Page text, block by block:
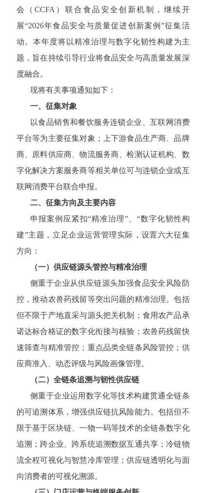
会（CCFA）联合食品安全创新机制，继续开
展“2026年食品安全与质量促进创新案例”征集活
动。本年度将以精准治理与数字化韧性构建为主
题，旨在持续引导行业将食品安全与高质量发展深
度融合。
现将有关事项通知如下：
一、征集对象
以食品销售和餐饮服务连锁企业、互联网消费
平台等为主要征集对象；上下游食品生产商、品牌
商、原料供应商、物流服务商、检测认证机构、数
字化解决方案服务商等相关单位可与连锁企业或互
联网消费平台联合申报。
二、征集方向及主要内容
申报案例应紧扣“精准治理”、“数字化韧性构
建”主题，立足企业运营管理实际，设置六大征集
方向：
（一）供应链源头管控与精准治理
侧重于企业从供应链源头加强食品安全风险防
控，推动农兽药残留等突出问题的精准治理。包括
但不限于产地直采与源头把关机制；食用农产品承
诺达标合格证的数字化衔接与核验；农兽药残留快
速筛查与精准管控；重点品类全链条风险管控；供
应商准入、动态评级与风险画像管理。
（二）全链条追溯与韧性供应链
侧重于企业运用数字化等技术构建贯通全链条
的可追溯体系，增强供应链抗风险能力。包括但不
限于基于区块链、一物一码等技术的全链条数字化
追溯；跨企业、跨系统追溯数据互通共享；冷链物
流全程可视化与智慧冷库管理；供应链透明化与面
向消费者的可视化溯源。